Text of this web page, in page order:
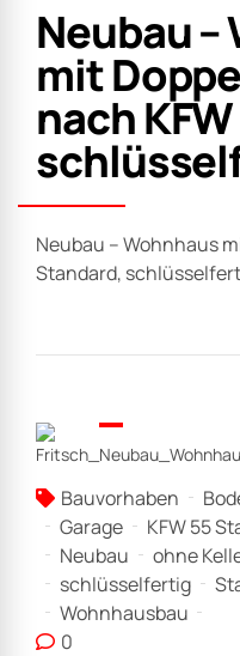
Neubau
mit
nach
Neubau – Wohnhaus
Standard,
Bauvorhaben
Garage
KFW 55
Neubau
ohne
schlüsselfertig
Wohnhausbau
0